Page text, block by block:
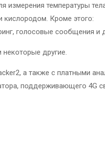
измерения температуры
кислородом. Кроме этого:
голосовые сообщения и
некоторые другие.
а также с платными
поддерживающего 4G